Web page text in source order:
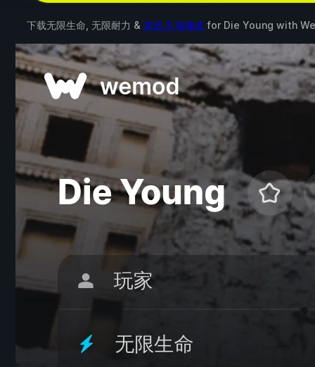
下载无限生命, 无限耐力 & 其他 3 项修改 for Die Young with